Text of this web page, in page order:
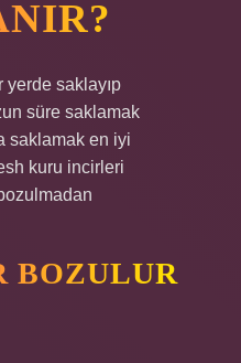
yerde saklayıp
süre saklamak
saklamak en iyi
kuru incirleri
BOZULUR